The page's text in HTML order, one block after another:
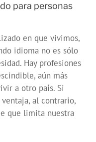
para personas
en que vivimos,
idioma no es sólo
Hay profesiones
aún más
a otro país. Si
al contrario,
que limita nuestra